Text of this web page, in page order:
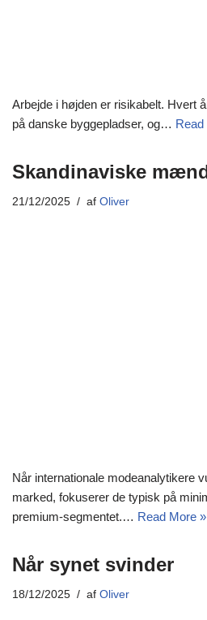
Arbejde i højden er risikabelt. Hvert
på danske byggepladser, og…
Skandinaviske
21/12/2025 af Oliver
Når internationale modeanalytikere
marked, fokuserer de typisk på
premium-segmentet.… Read More »
Når synet svinder
18/12/2025 af Oliver